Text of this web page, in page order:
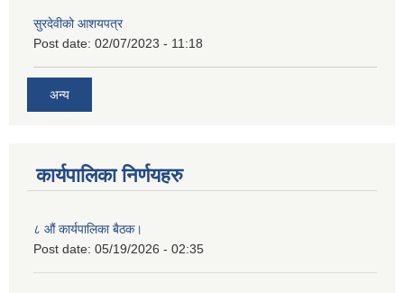
सुरदेवीको आशयपत्र
Post date: 02/07/2023 - 11:18
अन्य
कार्यपालिका निर्णयहरु
८ औं कार्यपालिका बैठक।
Post date: 05/19/2026 - 02:35